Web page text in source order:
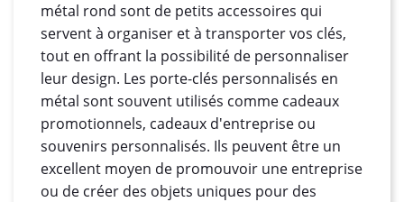
métal rond sont de petits accessoires qui
servent à organiser et à transporter vos clés,
tout en offrant la possibilité de personnaliser
leur design. Les porte-clés personnalisés en
métal sont souvent utilisés comme cadeaux
promotionnels, cadeaux d'entreprise ou
souvenirs personnalisés. Ils peuvent être un
excellent moyen de promouvoir une entreprise
ou de créer des objets uniques pour des